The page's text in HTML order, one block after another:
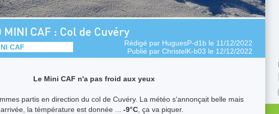
CAF : Col de Cuvéry
CAF Rédigé par HuguesP-d1b le 11/12/2022
Publié par ChristelK-b03 le 12/12/2022
Le Mini CAF n'a pas froid aux yeux
partis en direction du col de Cuvéry. La météo s'annonçait belle mais
la témpérature est donnée ... -9°C , ça va piquer.